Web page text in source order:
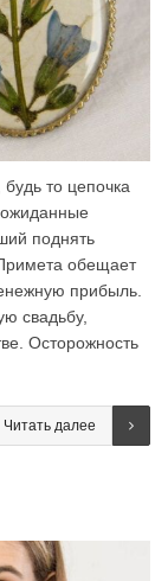
то цепочка
поднять
обещает
прибыль.
свадьбу,
Осторожность
Читать далее